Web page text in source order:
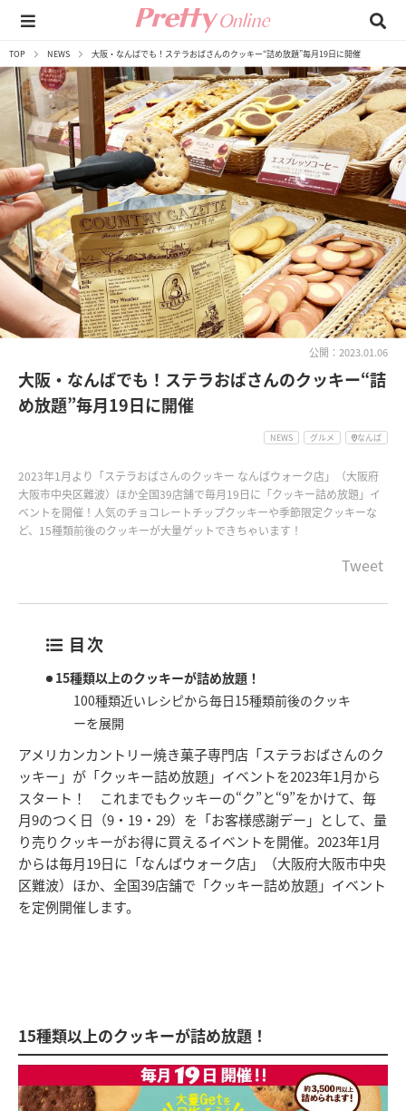
TOP NEWS 大阪・なんばでも！ステラおばさんのクッキー“詰め放題”毎月19日に開催
公開：2023.01.06
大阪・なんばでも！ステラおばさんのクッキー“詰
め放題”毎月19日に開催
NEWS グルメ なんば
2023年1月より「ステラおばさんのクッキー なんばウォーク店」（大阪府
大阪市中央区難波）ほか全国39店舗で毎月19日に「クッキー詰め放題」イ
ベントを開催！人気のチョコレートチップクッキーや季節限定クッキーな
ど、15種類前後のクッキーが大量ゲットできちゃいます！
Tweet
目次
15種類以上のクッキーが詰め放題！
100種類近いレシピから毎日15種類前後のクッキ
ーを展開
アメリカンカントリー焼き菓子専門店「ステラおばさんのク
ッキー」が「クッキー詰め放題」イベントを2023年1月から
スタート！ これまでもクッキーの“ク”と“9”をかけて、毎
月9のつく日（9・19・29）を「お客様感謝デー」として、量
り売りクッキーがお得に買えるイベントを開催。2023年1月
からは毎月19日に「なんばウォーク店」（大阪府大阪市中央
区難波）ほか、全国39店舗で「クッキー詰め放題」イベント
を定例開催します。
15種類以上のクッキーが詰め放題！